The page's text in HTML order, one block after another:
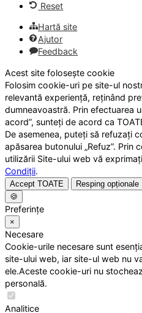
Reset
Hartă site
Ajutor
Feedback
Acest site folosește cookie
Folosim cookie-uri pe site-ul
relevantă experiență, reținând
dumneavoastră. Prin efectuarea
acord”, sunteți de acord ca
De asemenea, puteți să refuzați
apăsarea butonului „Refuz”. Prin
utilizării Site-ului web vă
Condiții.
Accept TOATE Resping opționale
🍪
Preferințe
×
Necesare
Cookie-urile necesare sunt
site-ului web, iar site-ul web nu
ele.Aceste cookie-uri nu
personală.
Analitice